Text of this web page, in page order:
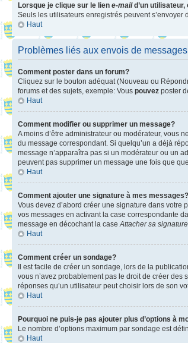
Lorsque je clique sur le lien e-maild’un utilisateur,
Seuls les utilisateurs enregistrés peuvent
Haut
Problèmes liés aux envois de messages
Comment poster dans un forum?
Cliquez sur le bouton adéquat (Nouveau ou
forums et des sujets, exemple: Vous pouvez poster
Haut
Comment modifier ou supprimer un message?
A moins d’être administrateur ou modérateur, vous
du message correspondant. Si quelqu’un a déjà
message n’apparaîtra pas si un modérateur ou un
peuvent pas supprimer un message une fois que
Haut
Comment ajouter une signature à mes messages?
Vous devez d’abord créer une signature dans votre
vos messages en activant la case correspondante
message en décochant la case Attacher sa signature
Haut
Comment créer un sondage?
Il est facile de créer un sondage, lors de la
vous n’avez probablement pas le droit de créer
réponses qu’un utilisateur peut choisir lors de son
Haut
Pourquoi ne puis-je pas ajouter plus d’options à
Le nombre d’options maximum par sondage est
Haut